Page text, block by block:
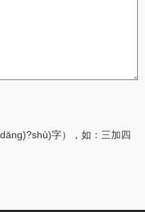
字），如：三加四